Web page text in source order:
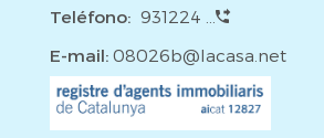
Teléfono: 931224 ...
E-mail: 08026b@lacasa.net